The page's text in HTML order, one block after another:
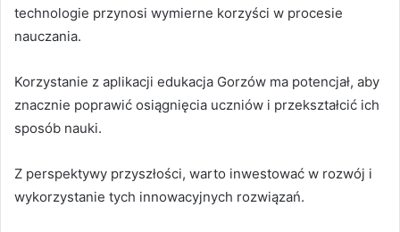
technologie przynosi wymierne korzyści w procesie
nauczania.
Korzystanie z aplikacji edukacja Gorzów ma potencjał, aby
znacznie poprawić osiągnięcia uczniów i przekształcić ich
sposób nauki.
Z perspektywy przyszłości, warto inwestować w rozwój i
wykorzystanie tych innowacyjnych rozwiązań.